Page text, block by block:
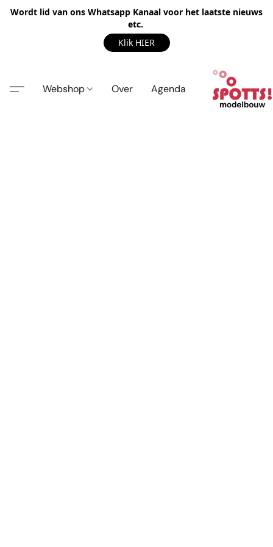
Wordt lid van ons Whatsapp Kanaal voor het laatste nieuws
etc.
Klik HIER
Webshop Over Agenda